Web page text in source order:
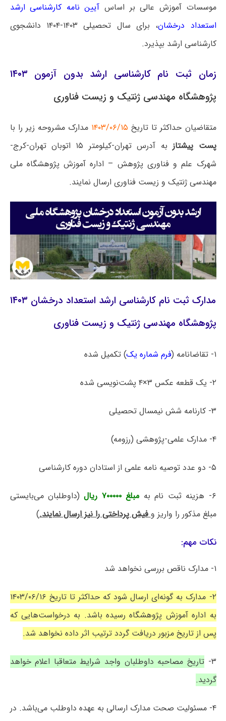
موسسات آموزش عالی بر اساس آیین نامه کارشناسی ارشد
استعداد درخشان
، برای سال تحصیلی ۱۴۰۳-۱۴۰۴ دانشجوی
کارشناسی ارشد بپذیرد.
زمان ثبت نام کارشناسی ارشد بدون آزمون ۱۴۰۳
پژوهشگاه مهندسی ژنتیک و زیست فناوری
متقاضیان حداکثر تا تاریخ۱۴۰۳/۰۶/۱۵
مدارک مشروحه زیر را با
پست پیشتاز
به آدرس تهران-کیلومتر ۱۵ اتوبان تهران-کرج-
شهرک علم و فناوری پژوهش – اداره آموزش پژوهشگاه ملی
مهندسی ژنتیک و زیست فناوری ارسال نمایند.
مدارک ثبت نام کارشناسی ارشد استعداد درخشان ۱۴۰۳
پژوهشگاه مهندسی ژنتیک و زیست فناوری
۱- تقاضانامه ( فرم شماره یک) تکمیل شده
۲- یک قطعه عکس ۳×۴ پشت‌نویسی شده
۳- کارنامه شش نیمسال تحصیلی
۴- مدارک علمی-پژوهشی (رزومه)
۵- دو عدد توصیه نامه علمی از استادان دوره کارشناسی
۶- هزینه ثبت نام به مبلغ ۷۰۰۰۰۰ ریال
(داوطلبان می‌بایستی
مبلغ مذکور را واریز وفیش پرداختی را نیز ارسال نمایند.)
نکات مهم:
۱- مدارک ناقص بررسی نخواهد شد
۲- مدارک به گونه‌ای ارسال شود که حداکثر تا تاریخ ۱۴۰۳/۰۶/۱۶
به اداره آموزش پژوهشگاه رسیده باشد. به درخواست‌هایی که
پس از تاریخ مزبور دریافت گردد ترتیب اثر داده نخواهد شد.
۳- تاریخ مصاحبه داوطلبان واجد شرایط متعاقبا اعلام خواهد
گردید.
۴- مسئولیت صحت مدارک ارسالی به عهده داوطلب می‌باشد. در